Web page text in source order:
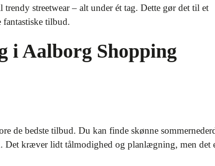
streetwear – alt under ét tag. Dette gør det til et
tilbud.
i Aalborg Shopping
de bedste tilbud. Du kan finde skønne
kræver lidt tålmodighed og planlægning, men det